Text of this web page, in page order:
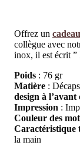
Offrez un
collègue avec
inox, il est écrit ”
Poids : 76 gr
Matière :
design à l’avant
Impression :
Couleur des
Caractéristique
la main